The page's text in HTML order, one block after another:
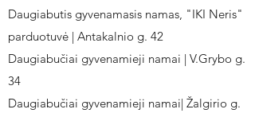
Daugiabutis gyvenamasis namas, "IKI Neris"
parduotuvė | Antakalnio g. 42
Daugiabučiai gyvenamieji namai | V.Grybo g.
34
Daugiabučiai gyvenamieji namai| Žalgirio g.